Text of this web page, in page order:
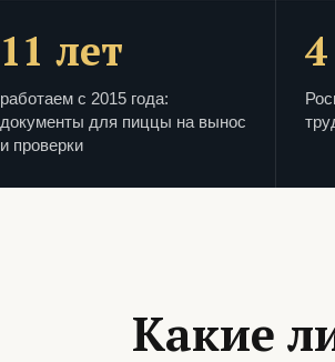
11 лет
работаем с 2015 года:
документы для пиццы на вынос
и проверки
Какие